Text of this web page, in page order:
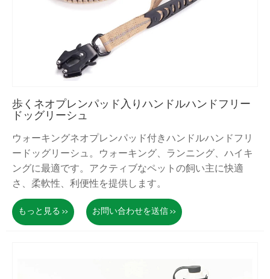
歩くネオプレンパッド入りハンドルハンドフリー
ドッグリーシュ
ウォーキングネオプレンパッド付きハンドルハンドフリ
ードッグリーシュ。ウォーキング、ランニング、ハイキ
ングに最適です。アクティブなペットの飼い主に快適
さ、柔軟性、利便性を提供します。
もっと見る >> お問い合わせを送信 >>